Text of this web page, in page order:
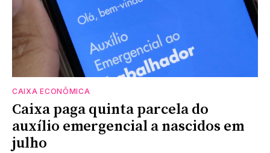
CAIXA ECONÔMICA
Caixa paga quinta parcela do
auxílio emergencial a nascidos em
julho